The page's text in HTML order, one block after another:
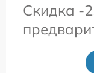
Скидка -